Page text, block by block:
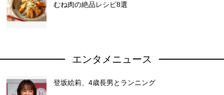
むね肉の絶品レシピ8選
エンタメニュース
登坂絵莉、4歳長男とランニング